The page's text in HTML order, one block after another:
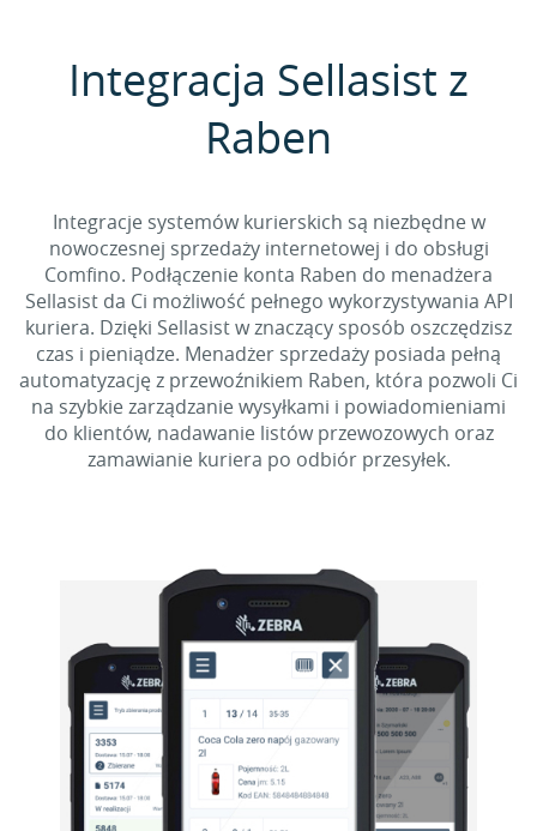
Integracja Sellasist z
Raben
Integracje systemów kurierskich są niezbędne w
nowoczesnej sprzedaży internetowej i do obsługi
Comfino. Podłączenie konta Raben do menadżera
Sellasist da Ci możliwość pełnego wykorzystywania API
kuriera. Dzięki Sellasist w znaczący sposób oszczędzisz
czas i pieniądze. Menadżer sprzedaży posiada pełną
automatyzację z przewoźnikiem Raben, która pozwoli Ci
na szybkie zarządzanie wysyłkami i powiadomieniami
do klientów, nadawanie listów przewozowych oraz
zamawianie kuriera po odbiór przesyłek.